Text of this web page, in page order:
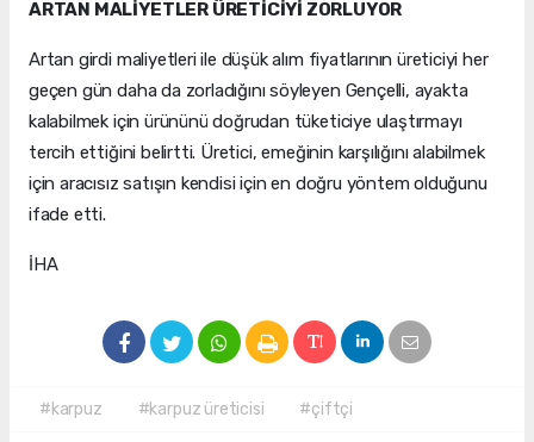
ARTAN MALİYETLER ÜRETİCİYİ ZORLUYOR
Artan girdi maliyetleri ile düşük alım fiyatlarının üreticiyi her
geçen gün daha da zorladığını söyleyen Gençelli, ayakta
kalabilmek için ürününü doğrudan tüketiciye ulaştırmayı
tercih ettiğini belirtti. Üretici, emeğinin karşılığını alabilmek
için aracısız satışın kendisi için en doğru yöntem olduğunu
ifade etti.
İHA
#karpuz #karpuz üreticisi #çiftçi